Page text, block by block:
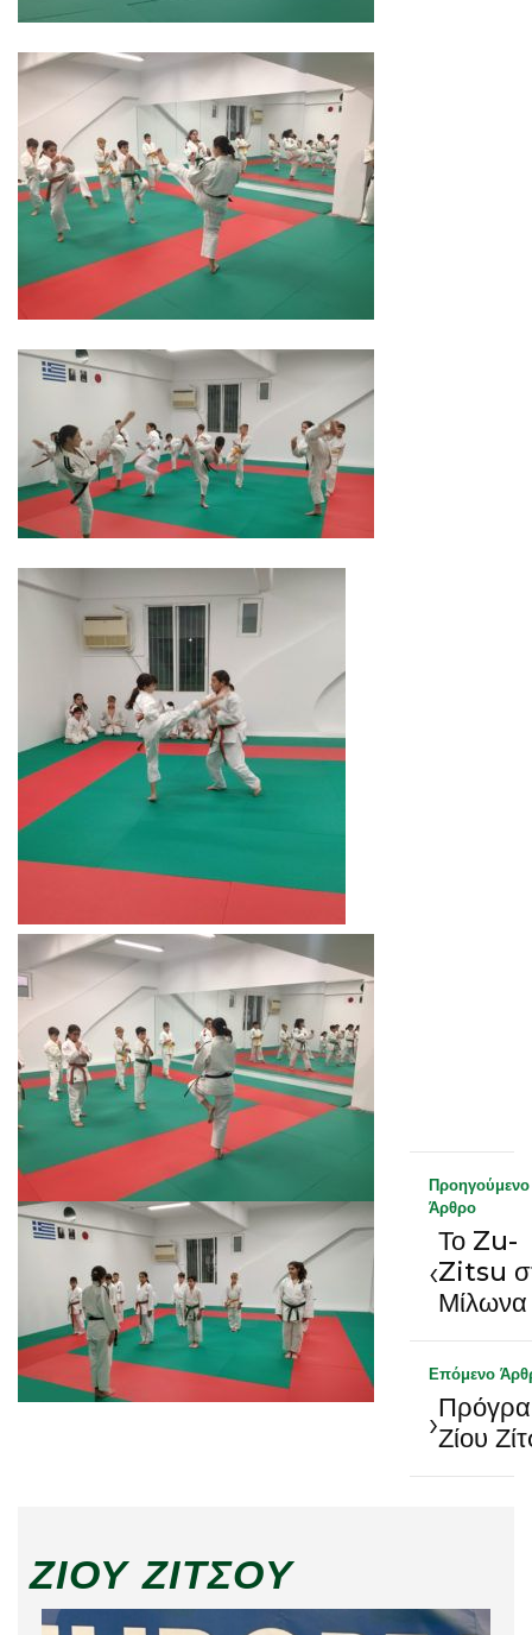
Προηγούμενο
Άρθρο
‹
Το Zu-
Zitsu
Μίλωνα
Επόμενο
›Ζίου
ΖΊΟΥ ΖΊΤΣΟΥ